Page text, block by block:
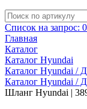
Список на запрос: 0
Главная
Каталог
Каталог Hyundai
Каталог Hyundai /
Каталог Hyundai /
Шланг Hyundai |